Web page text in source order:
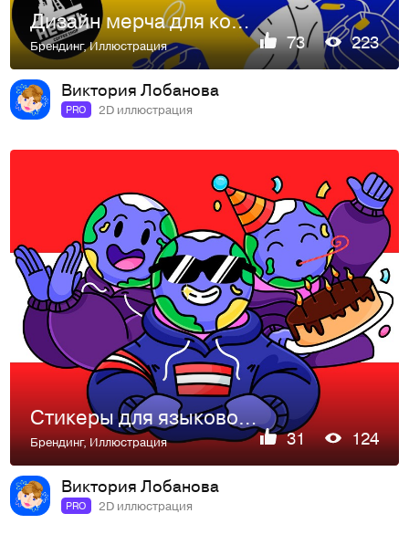
Дизайн мерча для кофейни НЕФТЬ
Брендинг,Иллюстрация 73 223
Виктория Лобанова
PRO 2D иллюстрация
Стикеры для языковой школы GOFAR
Брендинг,Иллюстрация 31 124
Виктория Лобанова
PRO 2D иллюстрация